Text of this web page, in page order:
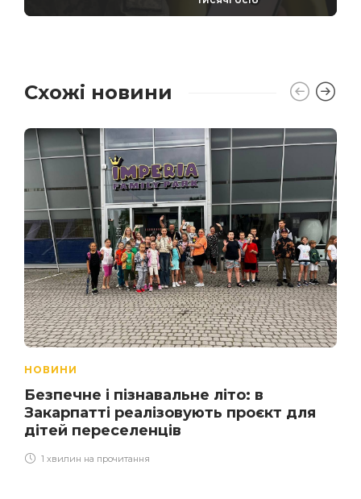
Схожі новини
НОВИНИ
Безпечне і пізнавальне літо: в
Закарпатті реалізовують проєкт для
дітей переселенців
1 хвилин на прочитання